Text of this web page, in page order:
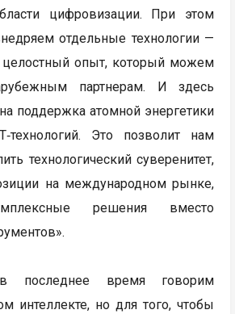
цифровизации. При этом
отдельные технологии —
опыт, который можем
партнерам. И здесь
поддержка атомной энергетики
Это позволит нам
технологический суверенитет,
на международном рынке,
решения вместо
время говорим
интеллекте, но для того, чтобы